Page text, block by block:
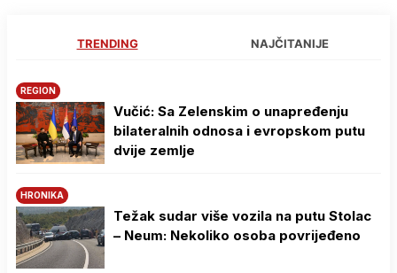
TRENDING NAJČITANIJE
REGION
Vučić: Sa Zelenskim o unapređenju
bilateralnih odnosa i evropskom putu
dvije zemlje
HRONIKA
Težak sudar više vozila na putu Stolac
– Neum: Nekoliko osoba povrijeđeno